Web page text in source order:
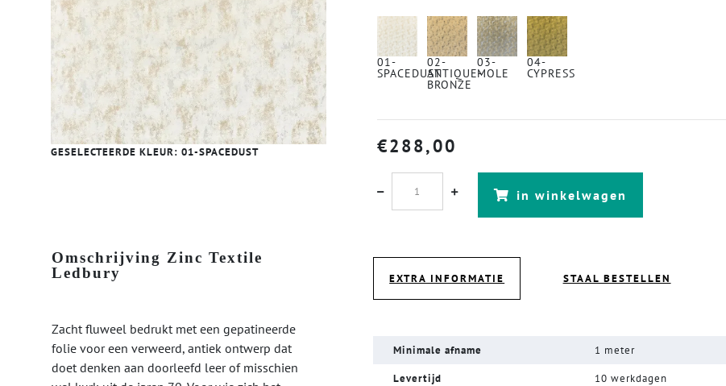
GESELECTEERDE KLEUR: 01-SPACEDUST
01-
SPACEDUST
02-
ANTIQUE-
BRONZE
03-
MOLE
04-
CYPRESS
€288,00
in winkelwagen
Omschrijving Zinc Textile
Ledbury
Zacht fluweel bedrukt met een gepatineerde
folie voor een verweerd, antiek ontwerp dat
doet denken aan doorleefd leer of misschien
EXTRA INFORMATIE STAAL BESTELLEN
Minimale afname 1 meter
Levertijd 10 werkdagen